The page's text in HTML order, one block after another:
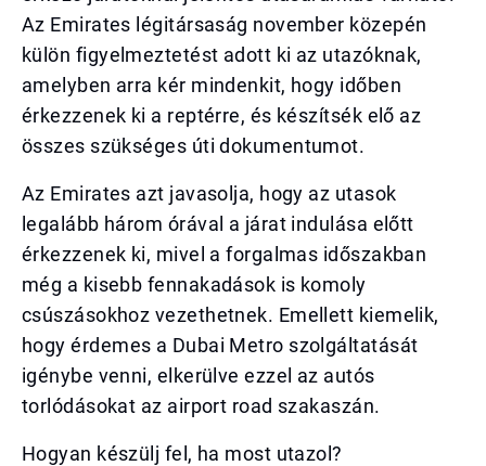
Az Emirates légitársaság november közepén
külön figyelmeztetést adott ki az utazóknak,
amelyben arra kér mindenkit, hogy időben
érkezzenek ki a reptérre, és készítsék elő az
összes szükséges úti dokumentumot.
Az Emirates azt javasolja, hogy az utasok
legalább három órával a járat indulása előtt
érkezzenek ki, mivel a forgalmas időszakban
még a kisebb fennakadások is komoly
csúszásokhoz vezethetnek. Emellett kiemelik,
hogy érdemes a Dubai Metro szolgáltatását
igénybe venni, elkerülve ezzel az autós
torlódásokat az airport road szakaszán.
Hogyan készülj fel, ha most utazol?